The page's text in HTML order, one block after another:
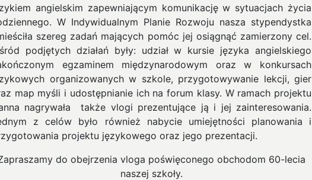
angielskim zapewniającym komunikację w sytuacjach życia
W Indywidualnym Planie Rozwoju nasza stypendystka
szereg zadań mających pomóc jej osiągnąć zamierzony cel.
podjętych działań były: udział w kursie języka angielskiego
egzaminem międzynarodowym oraz w konkursach
organizowanych w szkole, przygotowywanie lekcji, gier
map myśli i udostępnianie ich na forum klasy. W ramach projektu
nagrywała także vlogi prezentujące ją i jej zainteresowania.
z celów było również nabycie umiejętności planowania i
projektu językowego oraz jego prezentacji.
do obejrzenia vloga poświęconego obchodom 60-lecia
naszej szkoły.